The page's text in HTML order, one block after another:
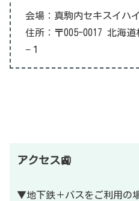
会場：真駒内セキスイハ
住所：〒005-0017 北海道
−１
アクセス🚉
▼地下鉄＋バスをご利用の